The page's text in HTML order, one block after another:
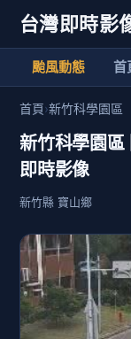
台灣即時影
颱風動態 首
首頁›新竹科學園區
新竹科學園區
即時影像
新竹縣 寶山鄉